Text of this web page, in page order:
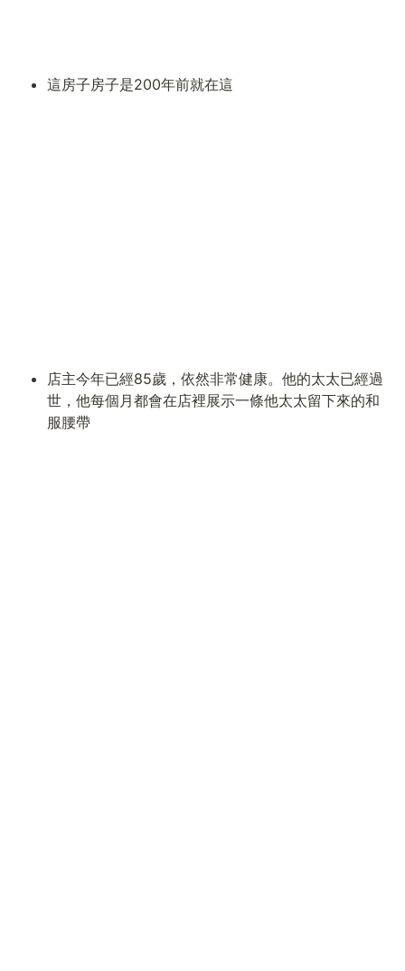
這房子房子是200年前就在這
店主今年已經85歲，依然非常健康。他的太太已經過
世，他每個月都會在店裡展示一條他太太留下來的和
服腰帶